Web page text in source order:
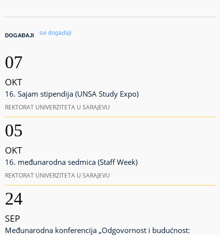
DOGAĐAJI svi događaji
07
OKT
16. Sajam stipendija (UNSA Study Expo)
REKTORAT UNIVERZITETA U SARAJEVU
05
OKT
16. međunarodna sedmica (Staff Week)
REKTORAT UNIVERZITETA U SARAJEVU
24
SEP
Međunarodna konferencija „Odgovornost i budućnost: